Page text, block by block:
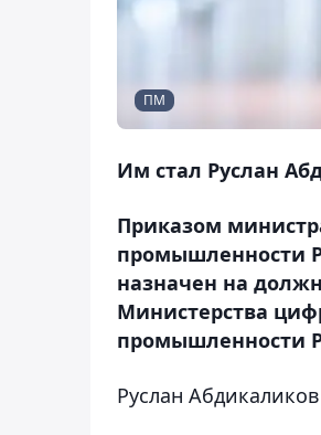
ПМ
Им стал Руслан
Приказом
промышленности
назначен на
Министерства
промышленности
Руслан